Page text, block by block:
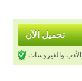
تحميل الآن
والفيروسات